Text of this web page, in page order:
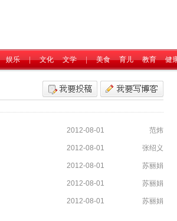
娱乐 | 文化 文学 | 美食 育儿 教育 健
范炜
2012-08-01
张绍义
2012-08-01
苏丽娟
2012-08-01
苏丽娟
2012-08-01
苏丽娟
2012-08-01